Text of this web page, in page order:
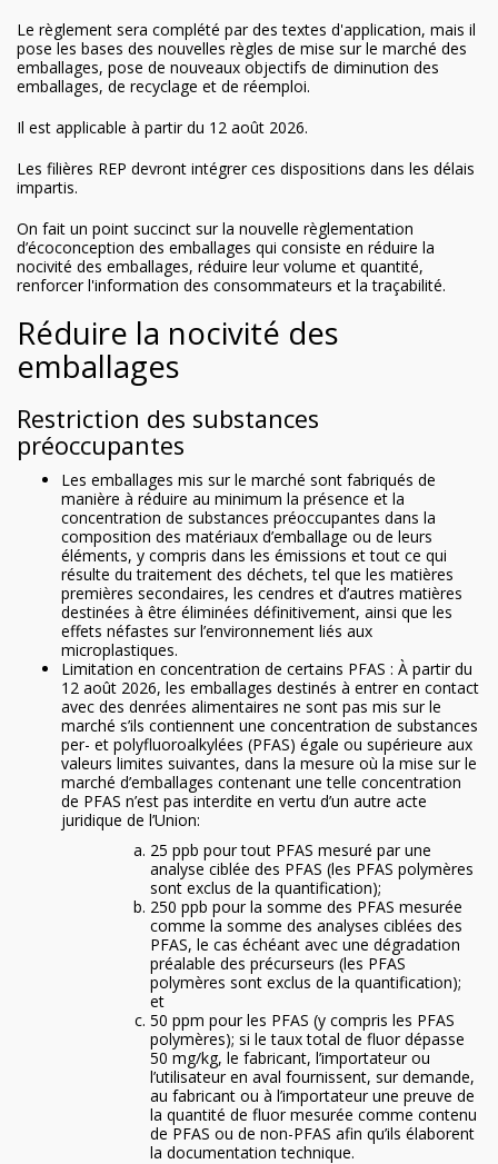
Le règlement sera complété par des textes d'application, mais il
pose les bases des nouvelles règles de mise sur le marché des
emballages, pose de nouveaux objectifs de diminution des
emballages, de recyclage et de réemploi.
Il est applicable à partir du 12 août 2026.
Les filières REP devront intégrer ces dispositions dans les délais
impartis.
On fait un point succinct sur la nouvelle règlementation
d’écoconception des emballages qui consiste en réduire la
nocivité des emballages, réduire leur volume et quantité,
renforcer l'information des consommateurs et la traçabilité.
Réduire la nocivité des
emballages
Restriction des substances
préoccupantes
Les emballages mis sur le marché sont fabriqués de
manière à réduire au minimum la présence et la
concentration de substances préoccupantes dans la
composition des matériaux d’emballage ou de leurs
éléments, y compris dans les émissions et tout ce qui
résulte du traitement des déchets, tel que les matières
premières secondaires, les cendres et d’autres matières
destinées à être éliminées définitivement, ainsi que les
effets néfastes sur l’environnement liés aux
microplastiques.
Limitation en concentration de certains PFAS : À partir du
12 août 2026, les emballages destinés à entrer en contact
avec des denrées alimentaires ne sont pas mis sur le
marché s’ils contiennent une concentration de substances
per- et polyfluoroalkylées (PFAS) égale ou supérieure aux
valeurs limites suivantes, dans la mesure où la mise sur le
marché d’emballages contenant une telle concentration
de PFAS n’est pas interdite en vertu d’un autre acte
juridique de l’Union:
25 ppb pour tout PFAS mesuré par une
analyse ciblée des PFAS (les PFAS polymères
sont exclus de la quantification);
250 ppb pour la somme des PFAS mesurée
comme la somme des analyses ciblées des
PFAS, le cas échéant avec une dégradation
préalable des précurseurs (les PFAS
polymères sont exclus de la quantification);
et
50 ppm pour les PFAS (y compris les PFAS
polymères); si le taux total de fluor dépasse
50 mg/kg, le fabricant, l’importateur ou
l’utilisateur en aval fournissent, sur demande,
au fabricant ou à l’importateur une preuve de
la quantité de fluor mesurée comme contenu
de PFAS ou de non-PFAS afin qu’ils élaborent
la documentation technique.